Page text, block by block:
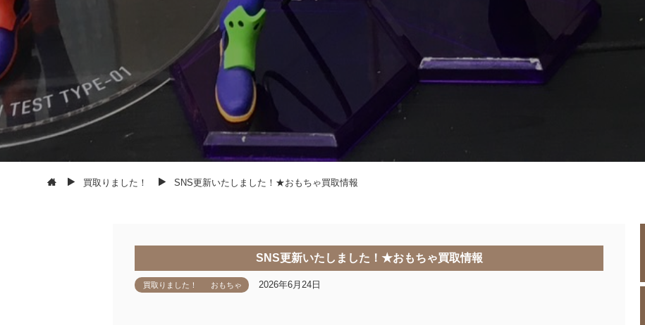
買取りました！ SNS更新いたしました！★おもちゃ買取情報
SNS更新いたしました！★おもちゃ買取情報
買取りました！ おもちゃ 2026年6月24日